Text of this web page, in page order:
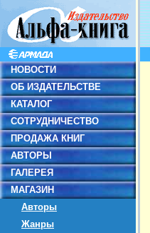
НОВОСТИ
ОБ ИЗДАТЕЛЬСТВЕ
КАТАЛОГ
СОТРУДНИЧЕСТВО
ПРОДАЖА КНИГ
АВТОРЫ
ГАЛЕРЕЯ
МАГАЗИН
Авторы
Жанры